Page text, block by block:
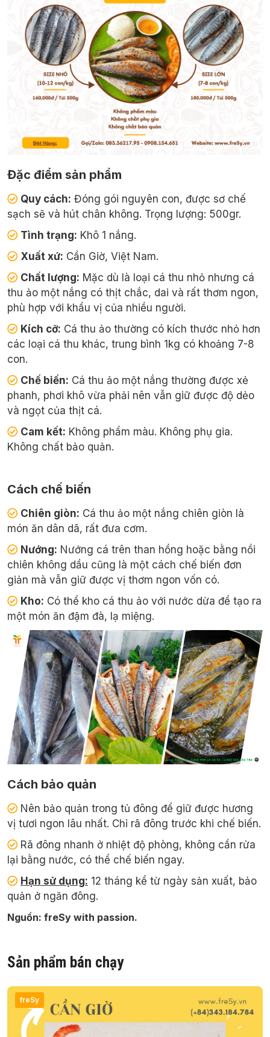
Đặc điểm sản phẩm
Quy cách: Đóng gói nguyên con, được sơ chế
sạch sẽ và hút chân không. Trọng lượng: 500gr.
Tình trạng: Khô 1 nắng.
Xuất xứ: Cần Giờ, Việt Nam.
Chất lượng: Mặc dù là loại cá thu nhỏ nhưng cá
thu ảo một nắng có thịt chắc, dai và rất thơm ngon,
phù hợp với khẩu vị của nhiều người.
Kích cỡ: Cá thu ảo thường có kích thước nhỏ hơn
các loại cá thu khác, trung bình 1kg có khoảng 7-8
con.
Chế biến: Cá thu ảo một nắng thường được xẻ
phanh, phơi khô vừa phải nên vẫn giữ được độ dẻo
và ngọt của thịt cá.
Cam kết: Không phẩm màu. Không phụ gia.
Không chất bảo quản.
Cách chế biến
Chiên giòn: Cá thu ảo một nắng chiên giòn là
món ăn dân dã, rất đưa cơm.
Nướng: Nướng cá trên than hồng hoặc bằng nồi
chiên không dầu cũng là một cách chế biến đơn
giản mà vẫn giữ được vị thơm ngon vốn có.
Kho: Có thể kho cá thu ảo với nước dừa để tạo ra
một món ăn đậm đà, lạ miệng.
Cách bảo quản
Nên bảo quản trong tủ đông để giữ được hương
vị tươi ngon lâu nhất. Chỉ rã đông trước khi chế biến.
Rã đông nhanh ở nhiệt độ phòng, không cần rửa
lại bằng nước, có thể chế biến ngay.
Hạn sử dụng: 12 tháng kể từ ngày sản xuất, bảo
quản ở ngăn đông.
Nguồn: freSy with passion.
Sản phẩm bán chạy
freSy